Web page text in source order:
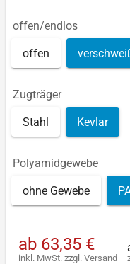
offen/endlos
offen
Zugträger
Stahl Kevlar
Polyamidgewebe
ohne Gewebe
ab 63,35 €
inkl. MwSt. zzgl. Versand